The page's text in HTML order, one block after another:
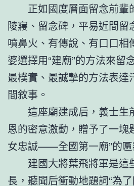
正如國度層面留念前輩
陵寢、留念碑，平易近間留
噴鼻火、有傳說、有口口相
婆選擇用“建廟”的方法來留
最樸實、最誠摯的方法表達
間敘事。
這座廟建成后，義士生
恩的密意激動，贈予了一塊
女忠誠——全國第一廟”的匾
建國大將葉飛將軍是這
長，聽聞后衝動地題詞“為